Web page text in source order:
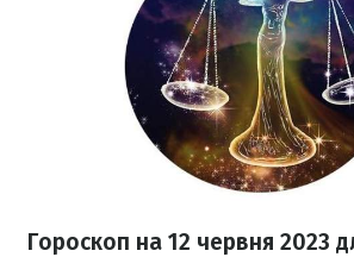
Гороскоп на 12 червня 2023